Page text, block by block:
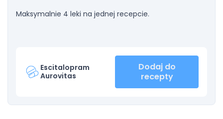
Maksymalnie 4 leki na jednej recepcie.
Escitalopram
Aurovitas
Dodaj do
recepty